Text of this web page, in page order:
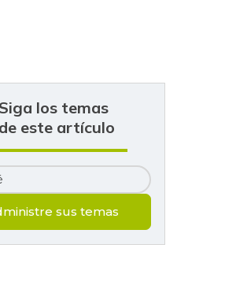
Siga los temas
de este artículo
sus temas